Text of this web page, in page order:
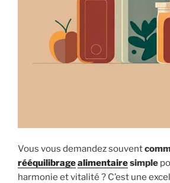
Vous vous demandez souvent
rééquilibragealimentairesimple
harmonie et vitalité ? C’est une